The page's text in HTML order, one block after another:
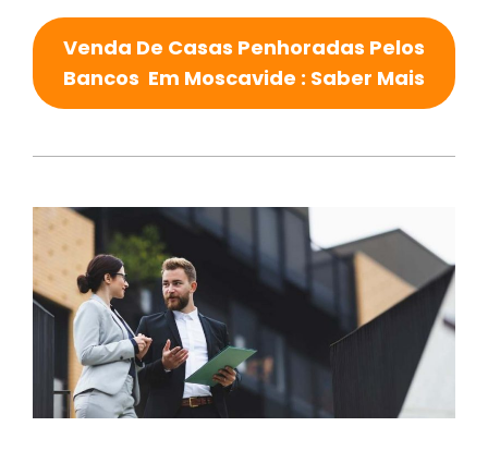
Venda De Casas Penhoradas Pelos
Bancos Em Moscavide : Saber Mais